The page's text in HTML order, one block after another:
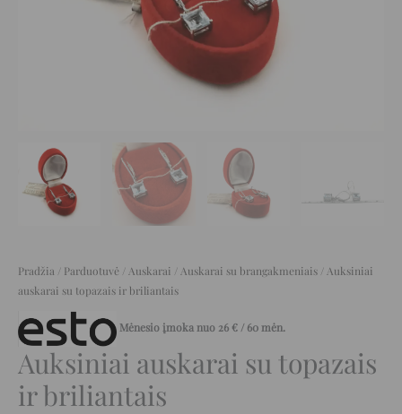
Pradžia / Parduotuvė / Auskarai / Auskarai su brangakmeniais / Auksiniai
auskarai su topazais ir briliantais
Mėnesio įmoka nuo 26 € / 60 mėn.
Auksiniai auskarai su topazais
ir briliantais